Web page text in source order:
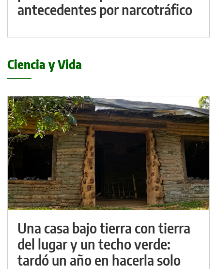
antecedentes por narcotráfico
Ciencia y Vida
Una casa bajo tierra con tierra
del lugar y un techo verde:
tardó un año en hacerla solo